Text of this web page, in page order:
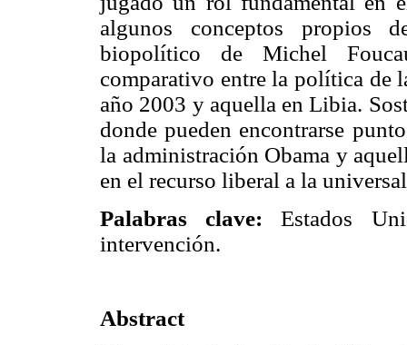
algunos conceptos propios
biopolítico de Michel
comparativo entre la política de
año 2003 y aquella en Libia.
donde pueden encontrarse
la administración Obama y
en el recurso liberal a la
Palabras clave: Estados
intervención.
Abstract